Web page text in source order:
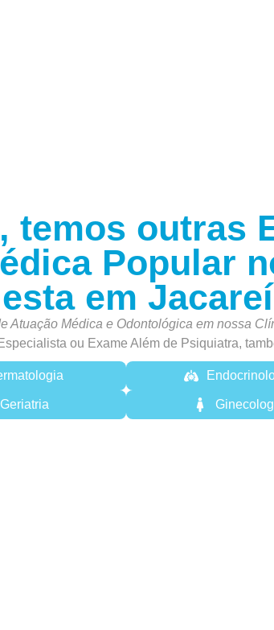
temos outras
Popular
em
Atuação Médica e Odontológica em nossa
ou Exame Além de Psiquiatra,
Geriatria